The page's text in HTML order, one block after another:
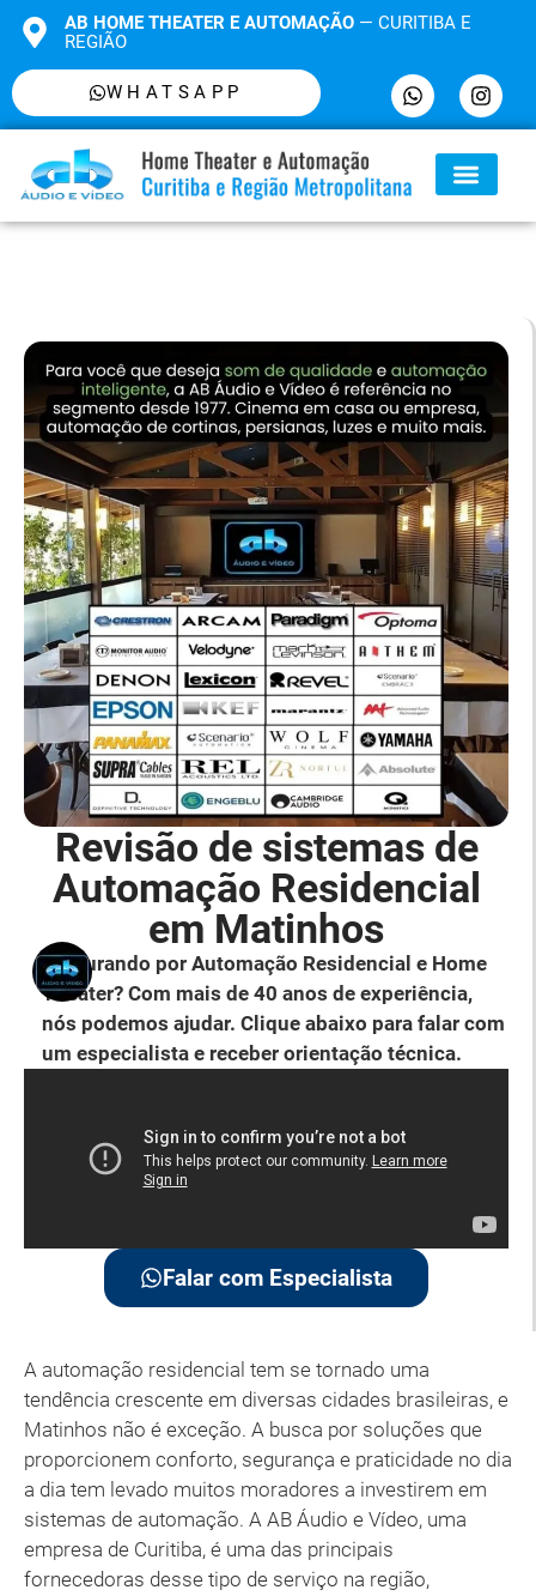
AB HOME THEATER E AUTOMAÇÃO— CURITIBA E
REGIÃO
WHATSAPP
Revisão de sistemas de
Automação Residencial
em Matinhos
Procurando por Automação Residencial e Home
Theater? Com mais de 40 anos de experiência,
nós podemos ajudar. Clique abaixo para falar com
um especialista e receber orientação técnica.
Falar com Especialista
A automação residencial tem se tornado uma
tendência crescente em diversas cidades brasileiras, e
Matinhos não é exceção. A busca por soluções que
proporcionem conforto, segurança e praticidade no dia
a dia tem levado muitos moradores a investirem em
sistemas de automação. A AB Áudio e Vídeo, uma
empresa de Curitiba, é uma das principais
fornecedoras desse tipo de serviço na região,